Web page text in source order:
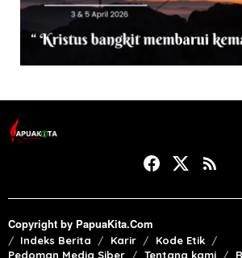
Copyright by PapuaKita.Com
Indeks Berita Karir
Kode Etik
Pedoman Media Siber
Tentang kami